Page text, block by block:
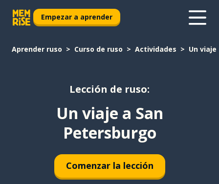
Empezar a aprender
Aprender ruso Curso de ruso Actividades Un
Lección de ruso:
Un viaje a San
Petersburgo
Comenzar la lección